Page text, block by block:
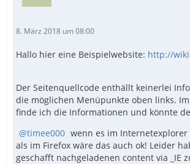
8. März 2018 um 08:00
Hallo hier eine Beispielwebsite: http://
Der Seitenquellcode enthällt keinerlei
die möglichen Menüpunkte oben links.
finde ich die Informationen und könnte
timee000 wenn es im
als im Firefox wäre das auch ok! Leider
geschafft nachgeladenen content via _IE